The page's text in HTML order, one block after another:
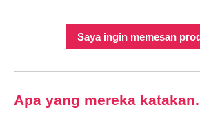
Saya ingin memesan
Apa yang mereka